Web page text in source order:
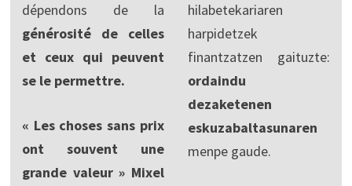
dépendons de la
générosité de celles
et ceux qui peuvent
se le permettre.
« Les choses sans prix
ont souvent une
grande valeur » Mixel
hilabetekariaren
harpidetzek
finantzatzen gaituzte:
ordaindu
dezaketenen
eskuzabaltasunaren
menpe gaude.